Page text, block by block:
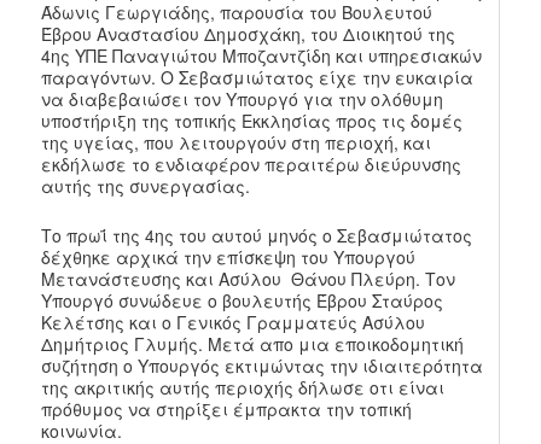
Άδωνις Γεωργιάδης, παρουσία του Βουλευτού
Έβρου Αναστασίου Δημοσχάκη, του Διοικητού της
4ης ΥΠΕ Παναγιώτου Μποζαντζίδη και υπηρεσιακών
παραγόντων. Ο Σεβασμιώτατος είχε την ευκαιρία
να διαβεβαιώσει τον Υπουργό για την ολόθυμη
υποστήριξη της τοπικής Εκκλησίας προς τις δομές
της υγείας, που λειτουργούν στη περιοχή, και
εκδήλωσε το ενδιαφέρον περαιτέρω διεύρυνσης
αυτής της συνεργασίας.
Το πρωΐ της 4ης του αυτού μηνός ο Σεβασμιώτατος
δέχθηκε αρχικά την επίσκεψη του Υπουργού
Μετανάστευσης και Ασύλου Θάνου Πλεύρη. Τον
Υπουργό συνώδευε ο βουλευτής Έβρου Σταύρος
Κελέτσης και ο Γενικός Γραμματεύς Ασύλου
Δημήτριος Γλυμής. Μετά απο μια εποικοδομητική
συζήτηση ο Υπουργός εκτιμώντας την ιδιαιτερότητα
της ακριτικής αυτής περιοχής δήλωσε οτι είναι
πρόθυμος να στηρίξει έμπρακτα την τοπική
κοινωνία.